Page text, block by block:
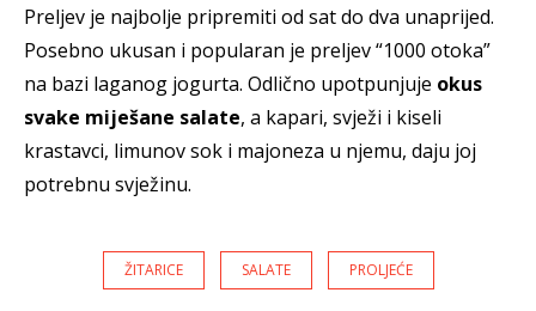
Preljev je najbolje pripremiti od sat do dva unaprijed.
Posebno ukusan i popularan je preljev “1000 otoka”
na bazi laganog jogurta. Odlično upotpunjuje okus
svake miješane salate, a kapari, svježi i kiseli
krastavci, limunov sok i majoneza u njemu, daju joj
potrebnu svježinu.
ŽITARICE SALATE PROLJEĆE